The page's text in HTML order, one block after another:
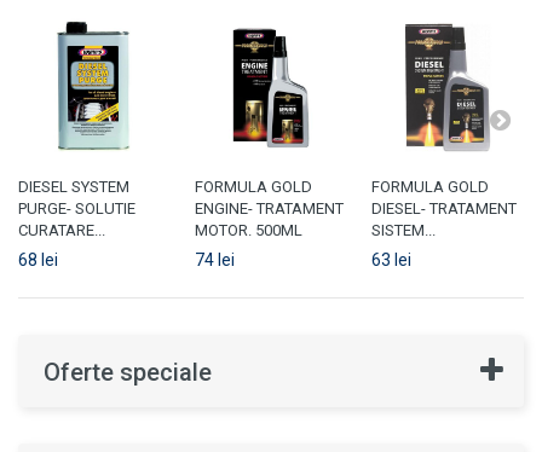
DIESEL SYSTEM
PURGE- SOLUTIE
CURATARE...
68 lei
FORMULA GOLD
ENGINE- TRATAMENT
MOTOR. 500ML
74 lei
FORMULA GOLD
DIESEL- TRATAMENT
SISTEM...
63 lei
Oferte speciale